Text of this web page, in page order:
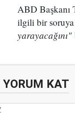
ABD Başkanı
ilgili bir soruya
yarayacağını"
YORUM KAT